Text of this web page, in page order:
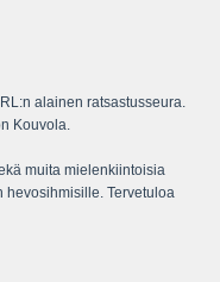
alainen ratsastusseura.
Kouvola.
muita mielenkiintoisia
Tervetuloa